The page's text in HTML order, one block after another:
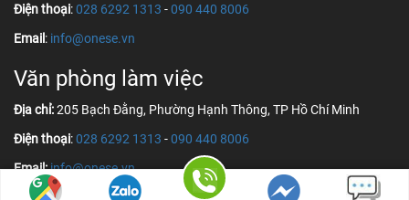
Điện thoại:028 6292 1313 -090 440 8006
Email : info@onese.vn
Văn phòng làm việc
Địa chỉ:205 Bạch Đằng, Phường Hạnh Thông, TP Hồ Chí Minh
Điện thoại:028 6292 1313 -090 440 8006
Email:info@onese.vn